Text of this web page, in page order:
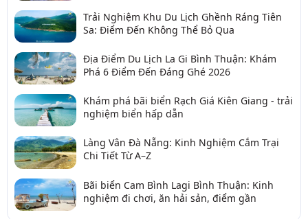
Trải Nghiệm Khu Du Lịch Ghềnh Ráng Tiên
Sa: Điểm Đến Không Thể Bỏ Qua
Địa Điểm Du Lịch La Gi Bình Thuận: Khám
Phá 6 Điểm Đến Đáng Ghé 2026
Khám phá bãi biển Rạch Giá Kiên Giang - trải
nghiệm biển hấp dẫn
Làng Vân Đà Nẵng: Kinh Nghiệm Cắm Trại
Chi Tiết Từ A–Z
Bãi biển Cam Bình Lagi Bình Thuận: Kinh
nghiệm đi chơi, ăn hải sản, điểm gần